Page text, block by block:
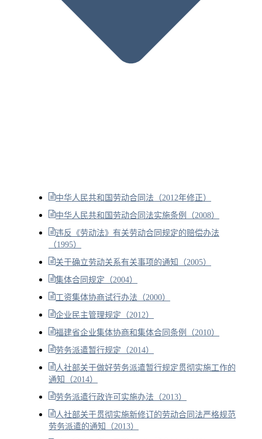
中华人民共和国劳动合同法（2012年修正）
中华人民共和国劳动合同法实施条例（2008）
违反《劳动法》有关劳动合同规定的赔偿办法
（1995）
关于确立劳动关系有关事项的通知（2005）
集体合同规定（2004）
工资集体协商试行办法（2000）
企业民主管理规定（2012）
福建省企业集体协商和集体合同条例（2010）
劳务派遣暂行规定（2014）
人社部关于做好劳务派遣暂行规定贯彻实施工作的
通知（2014）
劳务派遣行政许可实施办法（2013）
人社部关于贯彻实施新修订的劳动合同法严格规范
劳务派遣的通知（2013）